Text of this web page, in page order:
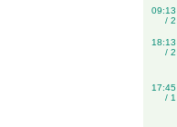
09:13
/ 2
18:13
/ 2
17:45
/ 1